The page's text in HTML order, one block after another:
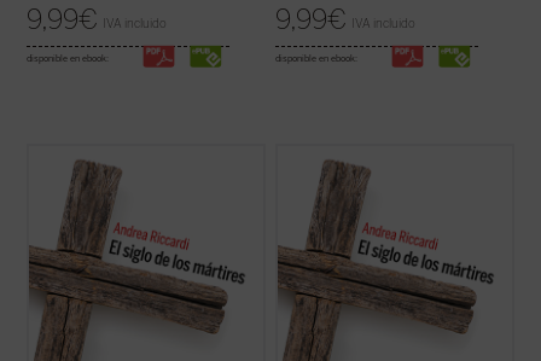
9,99€ IVA incluido
disponible en ebook:
9,99€ IVA incluido
disponible en ebook:
El siglo XX produjo las declaraciones de los
derechos humanos, pero también
centenares de millones de víctimas
masacradas en genocidios, guerras civiles
y mundiales, deportaciones, aniquilaciones
de etnias, clases y grupos religiosos o ...
(ver ficha)
El siglo XX produjo las declaraciones de los
derechos humanos, pero también
centenares de millones de víctimas
masacradas en genocidios, guerras civiles
y mundiales, deportaciones, aniquilaciones
de etnias, clases y grupos religiosos o ...
(ver ficha)